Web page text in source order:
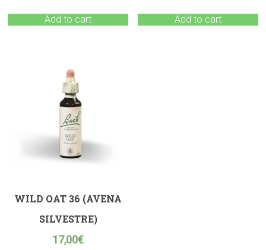
Add to cart Add to cart
WILD OAT 36 (AVENA
SILVESTRE)
17,00€